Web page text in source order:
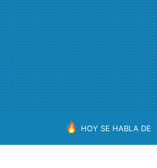
HOY SE HABLA DE